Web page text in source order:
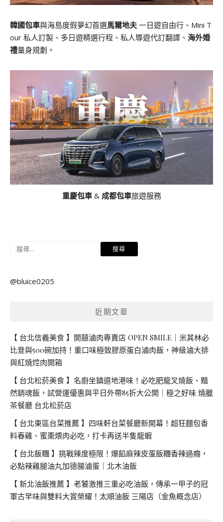
韓國包車與海島度假夢幻首選馬爾地夫 一日遊自由行、Mini T
our 私人訂製、多日遊精選行程、私人導遊代訂翻譯、 海外婚
禮量身規劃。
重慶包車& 成都包車旅遊服務
搜
鍵
@bluice0205
近期文章
【 台北信義美食 】開囍滷肉專賣店 OPEN SMILE｜米其林必
比登與500碗加持！重口味極致膠原蛋白滷肉飯，神級滷大排
與紅燒焢肉開箱
【 台北松菸美食 】名廚坐鎮道地港味！必吃肥龍叉燒飯、黯
然銷魂飯，試營運優惠與平日外帶85折大公開｜極之好味 燒臘
茶餐廳 台北松菸店
【 台北東區台菜推薦 】四味軒台菜餐廳新開幕！超狂麵包香
料春雞、蜜棗煨肉必吃，打卡再送半隻龍蝦
【 台北飯糰 】挑戰辣度極限！爆餡麻辣皮蛋飯糰香辣過癮，
必點辣雞腿油丸加德腸滷蛋｜北木油飯
【 新北油飯推薦 】老饕激推三重必吃油飯，傳承一甲子的冠
軍古早味與雙料大賞榮耀！太順油飯 三陽店（金魚概念店）